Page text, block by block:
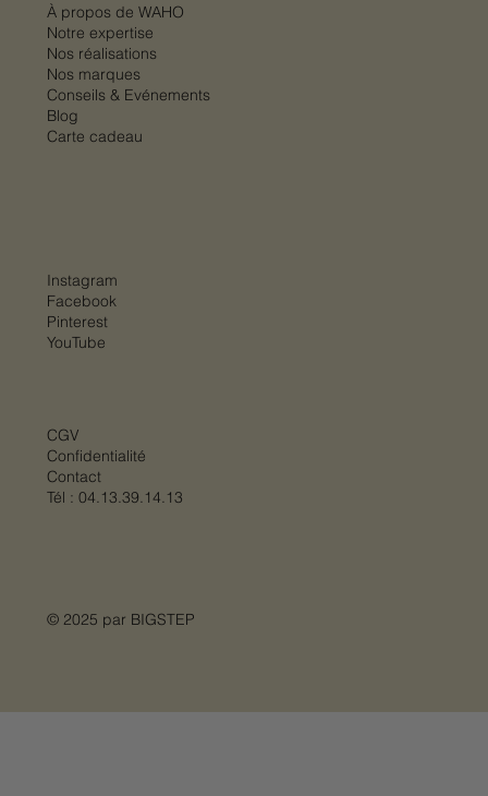
À propos de WAHO
Notre expertise
Nos réalisations
Nos marques
Conseils & Evénements
Blog
Carte cadeau
CGV
Confidentialité
Contact
Tél : 04.13.39.14.13
Instagram
Facebook
Pinterest
YouTube
© 2025 par BIGSTEP